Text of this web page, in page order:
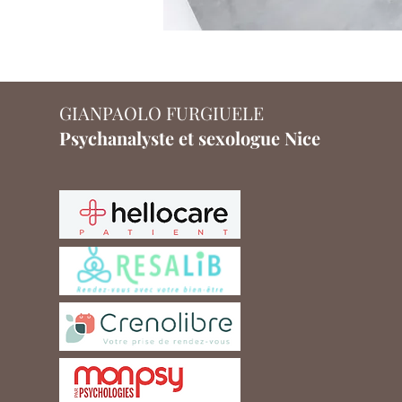
GIANPAOLO FURGIUELE
Psychanalyste et sexologue Nice